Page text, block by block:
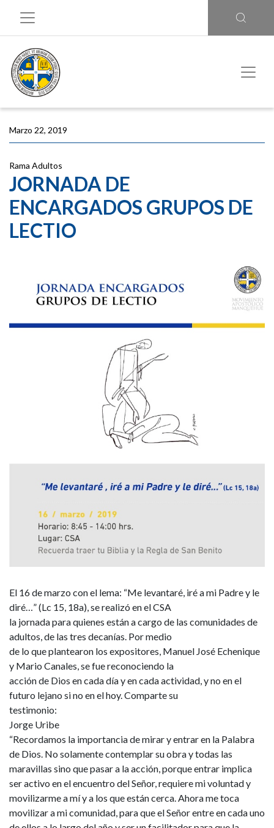
Marzo 22, 2019
Rama Adultos
JORNADA DE
ENCARGADOS GRUPOS DE
LECTIO
El 16 de marzo con el lema: “Me levantaré, iré a mi Padre y le
diré…” (Lc 15, 18a), se realizó en el CSA
la jornada para quienes están a cargo de las comunidades de
adultos, de las tres decanías. Por medio
de lo que plantearon los expositores, Manuel José Echenique
y Mario Canales, se fue reconociendo la
acción de Dios en cada día y en cada actividad, y no en el
futuro lejano si no en el hoy. Comparte su
testimonio:
Jorge Uribe
“Recordamos la importancia de mirar y entrar en la Palabra
de Dios. No solamente contemplar su obra y todas las
maravillas sino que pasar a la acción, porque entrar implica
ser activo en el encuentro del Señor, requiere mi voluntad y
movilizarme a mí y a los que están cerca. Ahora me toca
movilizar a mi comunidad, para que el Señor entre en cada uno